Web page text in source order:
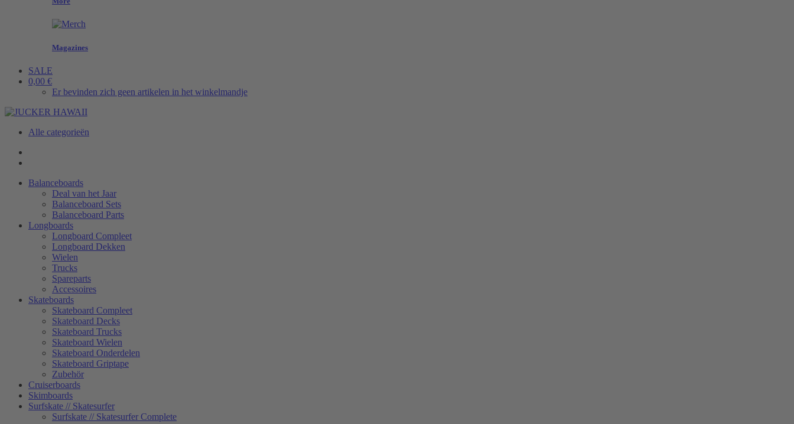
Magazines
SALE
0,00 €
Er bevinden zich geen artikelen in het winkelmandje
Alle categorieën
Balanceboards
Deal van het Jaar
Balanceboard Sets
Balanceboard Parts
Longboards
Longboard Compleet
Longboard Dekken
Wielen
Trucks
Spareparts
Accessoires
Skateboards
Skateboard Compleet
Skateboard Decks
Skateboard Trucks
Skateboard Wielen
Skateboard Onderdelen
Skateboard Griptape
Zubehör
Cruiserboards
Skimboards
Surfskate // Skatesurfer
Surfskate // Skatesurfer Complete